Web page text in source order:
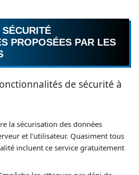
PROPOSÉES PAR LES
de sécurité à
la sécurisation des données
et l’utilisateur. Quasiment tous
incluent ce service gratuitement